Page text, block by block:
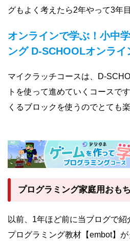
グもよく考えたら2年やって3年
オンラインで学ぶ！小中
ング D-SCHOOLオンライ
マイクラッチコースは、D-
トを使って進めていくコースで
くるブロックを使うのでとても
プログラミング家庭用おも
以前、1年ほど前に当ブログで
プログラミング教材【embot】